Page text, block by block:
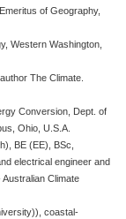
of Geography,
Western Washington,
The Climate.
Conversion, Dept. of
Ohio, U.S.A.
BE (EE), BSc,
electrical engineer and
Climate
coastal-